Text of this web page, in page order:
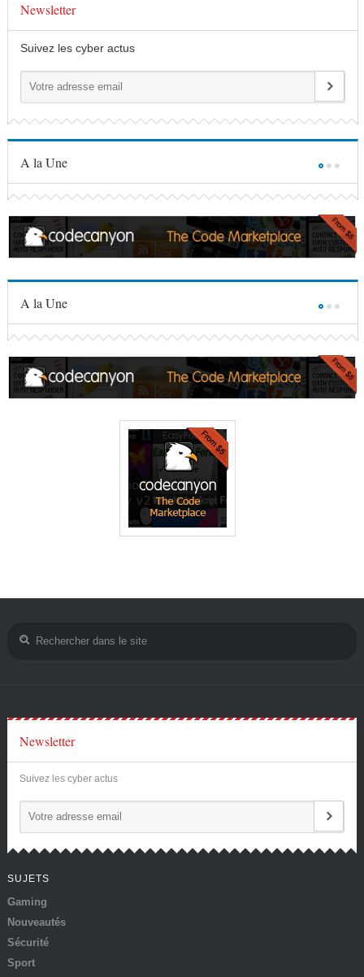
Newsletter
Suivez les cyber actus
A la Une
A la Une
Newsletter
Suivez les cyber actus
SUJETS
Gaming
Nouveautés
Sécurité
Sport